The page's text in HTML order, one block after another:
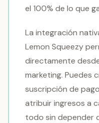
el 100% de lo que
La integración
Lemon Squeezy
directamente
marketing. Puedes
suscripción de
atribuir ingresos a
todo sin depender